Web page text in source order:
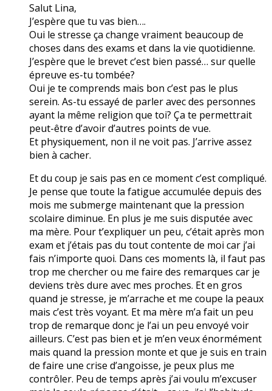
Salut Lina,
J’espère que tu vas bien….
Oui le stresse ça change vraiment beaucoup de
choses dans des exams et dans la vie quotidienne.
J’espère que le brevet c’est bien passé… sur quelle
épreuve es-tu tombée?
Oui je te comprends mais bon c’est pas le plus
serein. As-tu essayé de parler avec des personnes
ayant la même religion que toi? Ça te permettrait
peut-être d’avoir d’autres points de vue.
Et physiquement, non il ne voit pas. J’arrive assez
bien à cacher.
Et du coup je sais pas en ce moment c’est compliqué.
Je pense que toute la fatigue accumulée depuis des
mois me submerge maintenant que la pression
scolaire diminue. En plus je me suis disputée avec
ma mère. Pour t’expliquer un peu, c’était après mon
exam et j’étais pas du tout contente de moi car j’ai
fais n’importe quoi. Dans ces moments là, il faut pas
trop me chercher ou me faire des remarques car je
deviens très dure avec mes proches. Et en gros
quand je stresse, je m’arrache et me coupe la peaux
mais c’est très voyant. Et ma mère m’a fait un peu
trop de remarque donc je l’ai un peu envoyé voir
ailleurs. C’est pas bien et je m’en veux énormément
mais quand la pression monte et que je suis en train
de faire une crise d’angoisse, je peux plus me
contrôler. Peu de temps après j’ai voulu m’excuser